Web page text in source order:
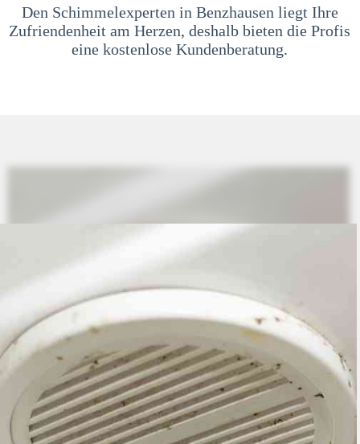
Den Schimmelexperten in Benzhausen liegt Ihre
Zufriendenheit am Herzen, deshalb bieten die Profis
eine kostenlose Kundenberatung.